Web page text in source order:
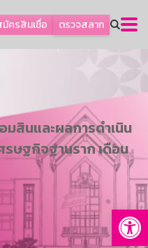
ครสินเชื่อ ตรวจสลาก
มสินและผลการดำเนิน
รษฐกิจฐานราก เดือน